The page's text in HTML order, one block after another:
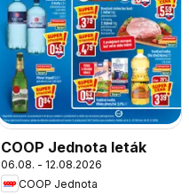
COOP Jednota leták
06.08. - 12.08.2026
COOP Jednota